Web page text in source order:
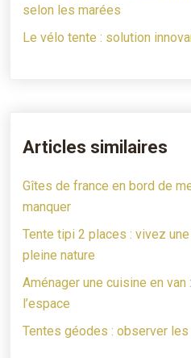
selon les marées
Le vélo tente : solution
Articles similaires
Gîtes de france en bord de
manquer
Tente tipi 2 places : vivez
pleine nature
Aménager une cuisine en
l’espace
Tentes géodes : observer